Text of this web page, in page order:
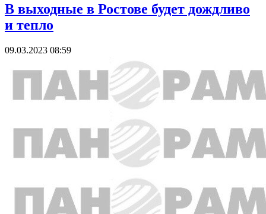
В выходные в Ростове будет дождливо
и тепло
09.03.2023 08:59